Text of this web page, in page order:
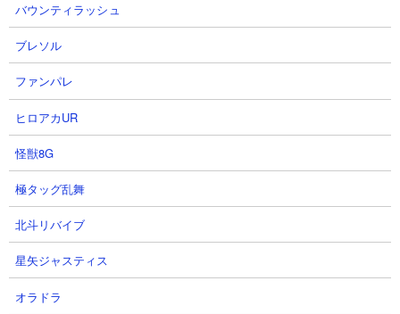
↑洞窟の中で発見した荒廃したポータル
バウンティラッシュ
ブレソル
ファンパレ
ヒロアカUR
怪獣8G
極タッグ乱舞
北斗リバイブ
星矢ジャスティス
オラドラ